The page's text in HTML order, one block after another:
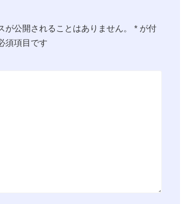
が公開されることはありません。 * が付
須項目です